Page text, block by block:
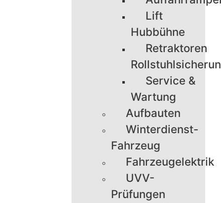
Lift
Hubbühne
Retraktoren
Service &
Wartung
Aufbauten
Winterdienst-
Fahrzeug
Fahrzeugelektrik
UVV-
Prüfungen